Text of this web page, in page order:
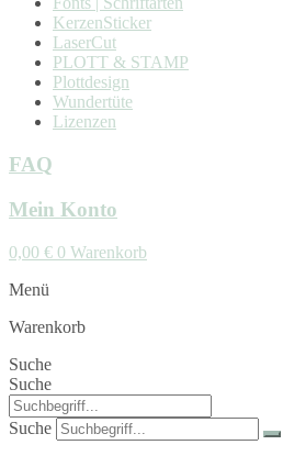
KerzenSticker
LaserCut
PLOTT & STAMP
Plottdesign
Wundertüte
Lizenzen
FAQ
Mein Konto
0,00 € 0 Warenkorb
Menü
Warenkorb
Suche
Suche
Suche